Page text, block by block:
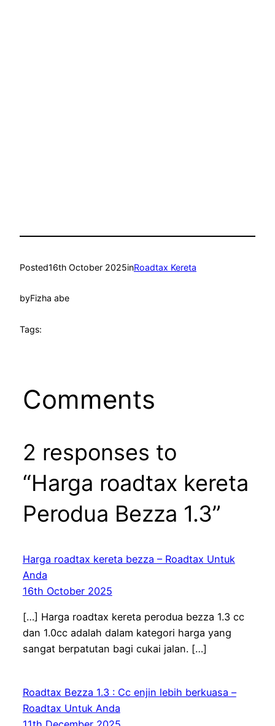
Posted16th October 2025inRoadtax Kereta
byFizha abe
Tags:
Comments
2 responses to
“Harga roadtax kereta
Perodua Bezza 1.3”
Harga roadtax kereta bezza – Roadtax Untuk
Anda
16th October 2025
[…] Harga roadtax kereta perodua bezza 1.3 cc
dan 1.0cc adalah dalam kategori harga yang
sangat berpatutan bagi cukai jalan. […]
Roadtax Bezza 1.3 : Cc enjin lebih berkuasa –
Roadtax Untuk Anda